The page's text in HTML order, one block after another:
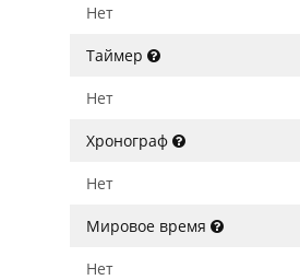
Нет
Таймер
Нет
Хронограф
Нет
Мировое время
Нет